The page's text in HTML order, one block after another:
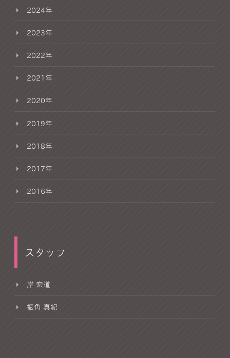
2024年
2023年
2022年
2021年
2020年
2019年
2018年
2017年
2016年
スタッフ
岸 宏道
振角 真紀